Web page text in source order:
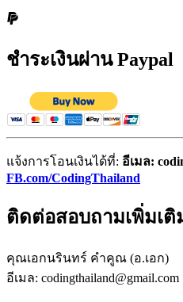
ชำระเงินผ่าน Paypal
แจ้งการโอนเงินได้ที่: อีเมล:
FB.com/CodingThailand
ติดต่อสอบถามเพิ่มเติ
คุณเอกนรินทร์ คำคูณ (อ.เอก)
อีเมล: codingthailand@gmail.com